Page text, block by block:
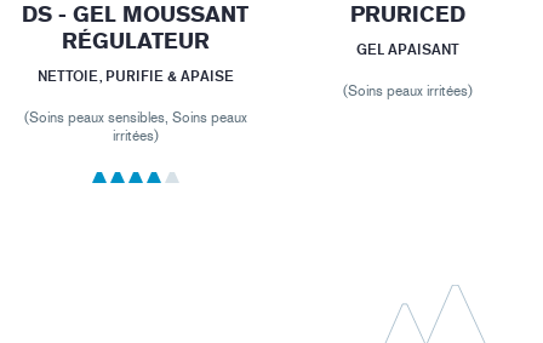
DS - GEL MOUSSANT
RÉGULATEUR
NETTOIE, PURIFIE & APAISE
(Soins peaux sensibles, Soins peaux
irritées)
PRURICED
GEL APAISANT
(Soins peaux irritées)